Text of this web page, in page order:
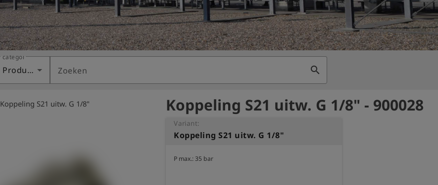
categorie
Producten Zoeken search
Koppeling S21 uitw. G 1/8" Koppeling S21 uitw. G 1/8" - 900028
Variant:
Koppeling S21 uitw. G 1/8"
P max.: 35 bar